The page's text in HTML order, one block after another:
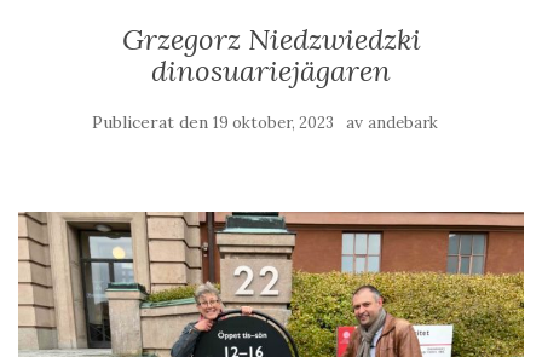
Grzegorz Niedzwiedzki
dinosuariejägaren
Publicerat den 19 oktober, 2023 av andebark